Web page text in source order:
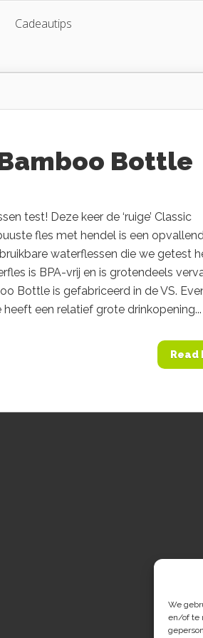
We
en/of te
Cadeautips
Bottle
test! Deze keer de ‘ruige’ Classic
fles met hendel is een
waterflessen die we getest
is BPA-vrij en is grotendeels
Bottle is gefabriceerd in de VS.
een relatief grote drinkopening...
Read